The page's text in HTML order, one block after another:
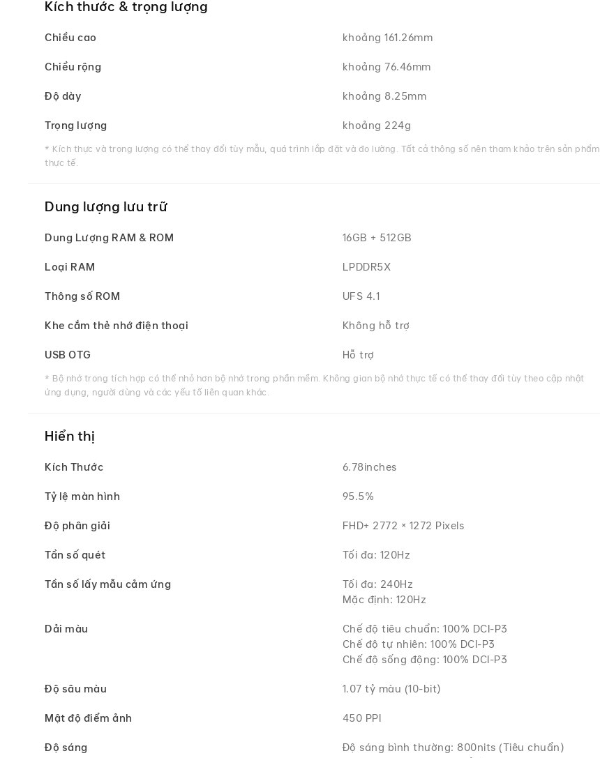
Kích thước & trọng lượng
Chiều cao khoảng 161.26mm
Chiều rộng khoảng 76.46mm
Độ dày khoảng 8.25mm
Trọng lượng khoảng 224g
* Kích thực và trọng lượng có thể thay đổi tùy mẫu, quá trình lắp đặt và đo lường. Tất cả thông số nên tham khảo trên sản phẩm
thực tế.
Dung lượng lưu trữ
Dung Lượng RAM & ROM 16GB + 512GB
Loại RAM LPDDR5X
Thông số ROM UFS 4.1
Khe cắm thẻ nhớ điện thoại Không hỗ trợ
USB OTG Hỗ trợ
* Bộ nhớ trong tích hợp có thể nhỏ hơn bộ nhớ trong phần mềm. Không gian bộ nhớ thực tế có thể thay đổi tùy theo cập nhật
ứng dụng, người dùng và các yếu tố liên quan khác.
Hiển thị
Kích Thước 6.78inches
Tỷ lệ màn hình 95.5%
Độ phân giải FHD+ 2772 × 1272 Pixels
Tần số quét Tối đa: 120Hz
Tần số lấy mẫu cảm ứng
Tối đa: 240Hz
Mặc định: 120Hz
Dải màu
Chế độ tiêu chuẩn: 100% DCI-P3
Chế độ tự nhiên: 100% DCI-P3
Chế độ sống động: 100% DCI-P3
Độ sâu màu 1.07 tỷ màu (10-bit)
Mật độ điểm ảnh 450 PPI
Độ sáng
Độ sáng bình thường: 800nits (Tiêu chuẩn)